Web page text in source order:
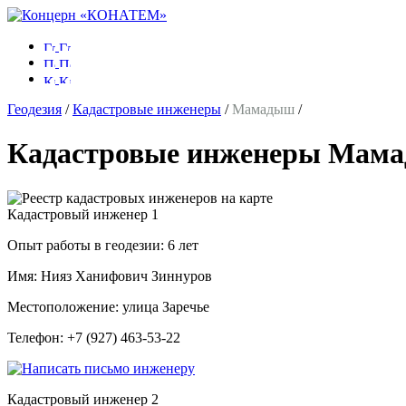
Геодезия /Кадастровые инженеры /Мамадыш /
Кадастровые инженеры
Кадастровый инженер 1
Опыт работы в геодезии: 6 лет
Имя: Нияз Ханифович Зиннуров
Местоположение: улица Заречье
Телефон: +7 (927) 463-53-22
Кадастровый инженер 2